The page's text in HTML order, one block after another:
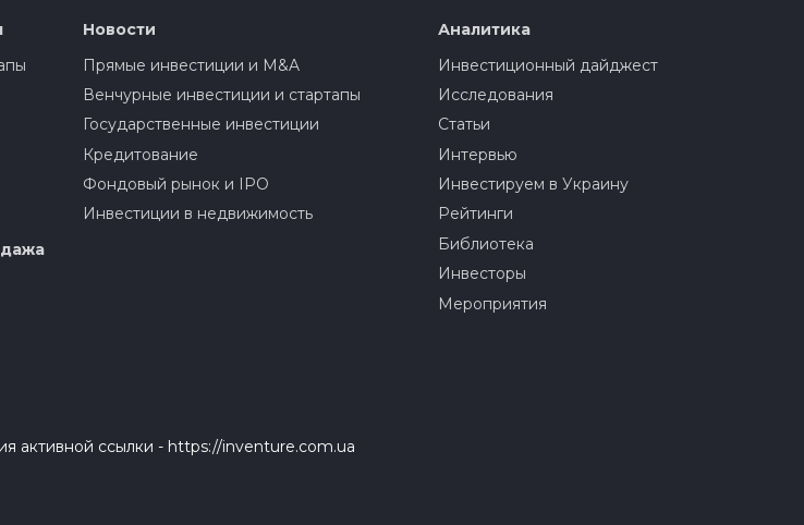
Новости
Прямые инвестиции и M&A
Венчурные инвестиции и стартапы
Государственные инвестиции
Кредитование
Фондовый рынок и IPO
Инвестиции в недвижимость
Аналитика
Инвестиционный дайджест
Исследования
Статьи
Интервью
Инвестируем в Украину
Рейтинги
Библиотека
Инвесторы
Мероприятия
активной ссылки - https://inventure.com.ua